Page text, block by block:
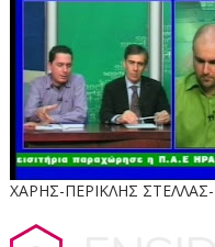
ΧΑΡΗΣ-ΠΕΡΙΚΛΗΣ